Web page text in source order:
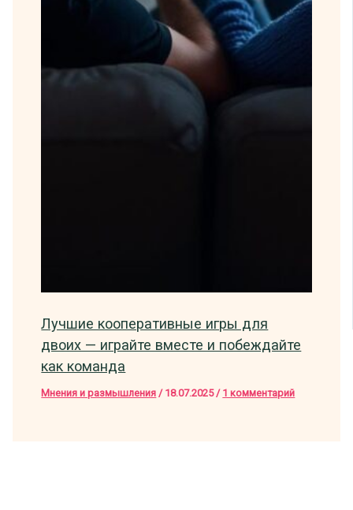
Лучшие кооперативные игры для
двоих — играйте вместе и побеждайте
как команда
Мнения и размышления / 18.07.2025 / 1 комментарий